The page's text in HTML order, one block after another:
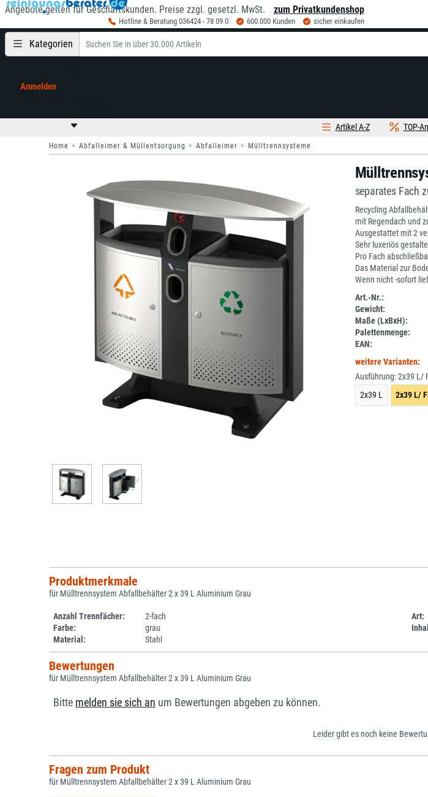
Angebote gelten für Geschäftskunden. Preise zzgl. gesetzl. MwSt. zum Privatkundenshop
Hotline & Beratung 036424 - 78 09 0 600.000 Kunden sicher einkaufen
Kategorien
Anmelden
TOP-
Artikel A-Z
Home Abfalleimer & Müllentsorgung Abfalleimer Mülltrennsysteme
separates Fach
Recycling
mit Regendach und
Ausgestattet mit 2
Sehr luxeriös
Pro Fach
Das Material zur
Wenn nicht -sofort
Art.-Nr.:
Gewicht:
Maße (LxBxH):
Palettenmenge:
EAN:
weitere Varianten:
Ausführung:2x39 L/
2x39 L
Produktmerkmale
für Mülltrennsystem Abfallbehälter 2 x 39 L Aluminium Grau
Anzahl Trennfächer: 2-fach Art:
Farbe:
grau
Material:
Stahl
Bewertungen
für Mülltrennsystem Abfallbehälter 2 x 39 L Aluminium Grau
Bitte melden sie sich an um Bewertungen abgeben zu können.
Leider gibt es noch keine
Fragen zum Produkt
für Mülltrennsystem Abfallbehälter 2 x 39 L Aluminium Grau